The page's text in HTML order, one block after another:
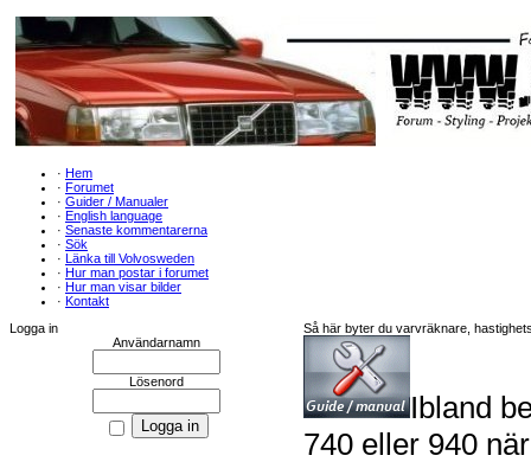
· Hem
· Forumet
· Guider / Manualer
· English language
· Senaste kommentarerna
· Sök
· Länka till Volvosweden
· Hur man postar i forumet
· Hur man visar bilder
· Kontakt
Logga in
Användarnamn
Lösenord
Så här byter du varvräknare,
Ibland
740 eller 940